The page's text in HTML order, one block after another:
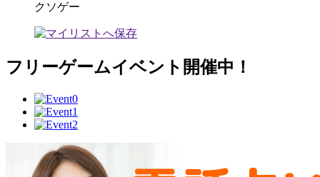
クソゲー
フリーゲームイベント開催中！